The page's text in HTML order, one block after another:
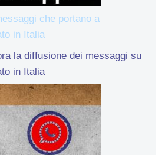
che portano a
in Italia
la diffusione dei messaggi su
in Italia